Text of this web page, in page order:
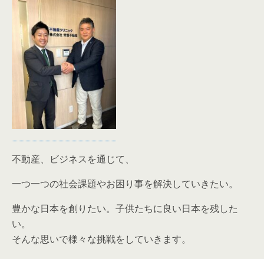
不動産、ビジネスを通じて、
一つ一つの社会課題やお困り事を解決していきたい。
豊かな日本を創りたい。子供たちに良い日本を残した
い。
そんな思いで様々な挑戦をしていきます。